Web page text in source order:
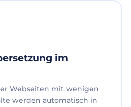
im
Webseiten mit wenigen
werden automatisch in